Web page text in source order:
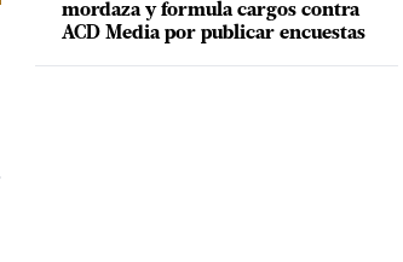
mordaza y formula cargos contra
ACD Media por publicar encuestas